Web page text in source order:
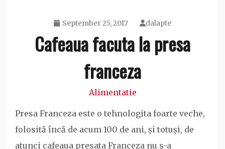
September 25, 2017 dalapte
Cafeaua facuta la presa
franceza
Alimentatie
Presa Franceza este o tehnologita foarte veche,
folosită încă de acum 100 de ani, și totuși, de
atunci cafeaua presata Franceza nu s-a